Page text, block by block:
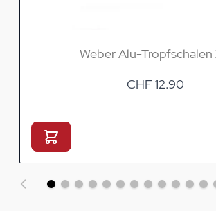
Weber Alu-Tropfschalen
CHF 12.90